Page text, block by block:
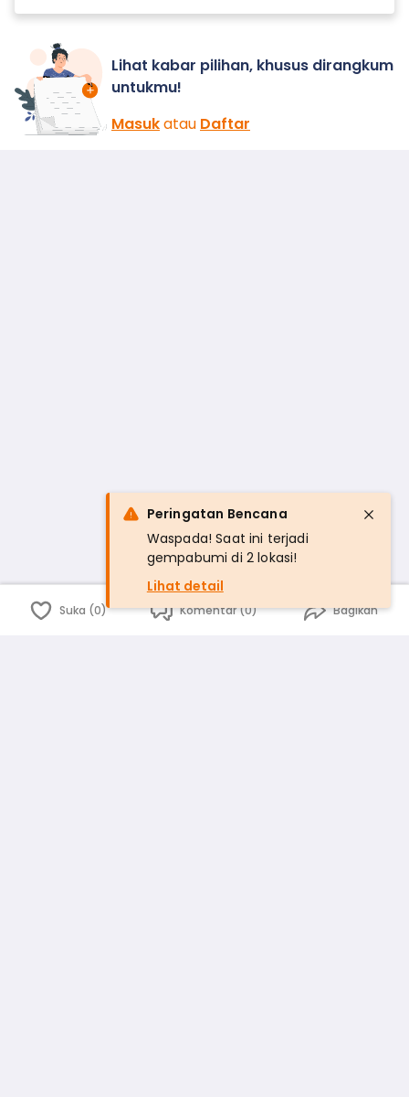
Lihat kabar pilihan, khusus dirangkum
untukmu!
Masukatau Daftar
Suka (0) Komentar (0) Bagikan
Peringatan Bencana
Waspada! Saat ini terjadi
gempabumi di 2 lokasi!
Lihat detail